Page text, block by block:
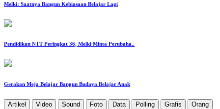
Melki: Saatnya Bangun Kebiasaan Belajar Lagi
‎Pendidikan NTT Peringkat 36, Melki Minta Perubaha..
‎Gerakan Meja Belajar Bangun Budaya Belajar Anak
Artikel Video Sound Foto Data Polling Grafis Orang